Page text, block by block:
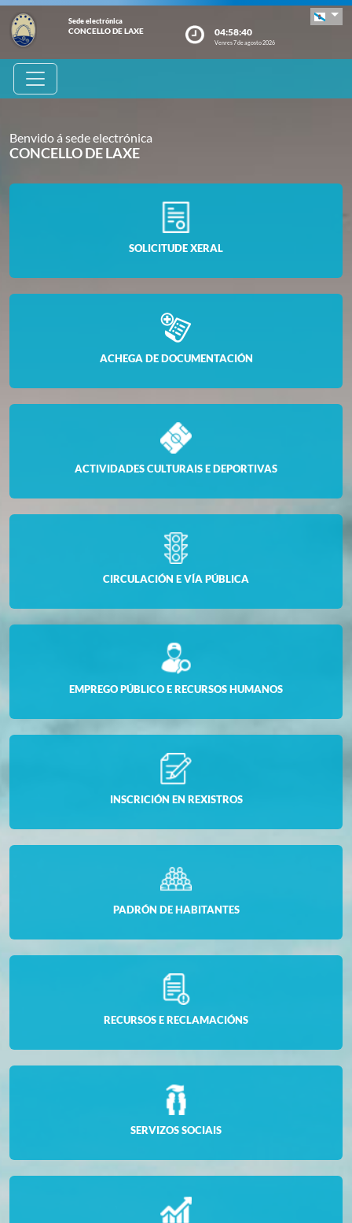
Sede electrónica
CONCELLO DE LAXE 04:58:41
Venres 7 de agosto 2026
Benvido á sede electrónica
CONCELLO DE LAXE
SOLICITUDE XERAL
ACHEGA DE DOCUMENTACIÓN
ACTIVIDADES CULTURAIS E DEPORTIVAS
CIRCULACIÓN E VÍA PÚBLICA
EMPREGO PÚBLICO E RECURSOS HUMANOS
INSCRICIÓN EN REXISTROS
PADRÓN DE HABITANTES
RECURSOS E RECLAMACIÓNS
SERVIZOS SOCIAIS